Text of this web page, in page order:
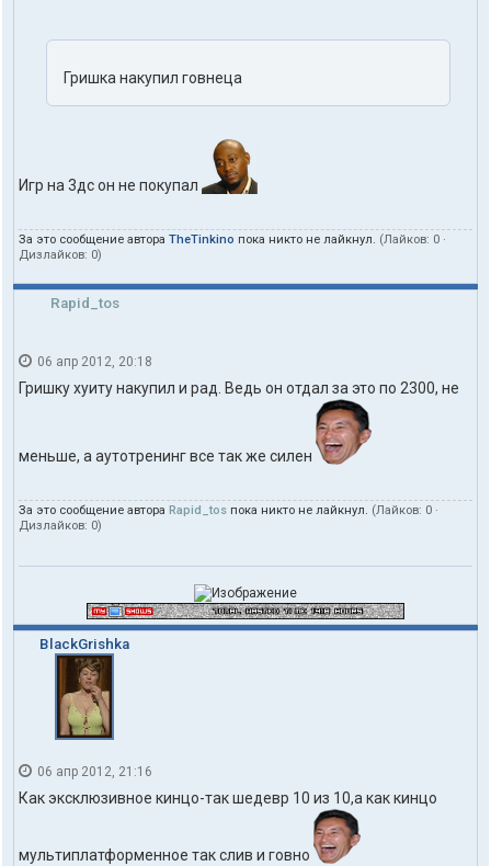
Гришка накупил говнеца
Игр на 3дс он не покупал
За это сообщение автора TheTinkino пока никто не лайкнул. (Лайков: 0 ·
Дизлайков: 0)
Rapid_tos
06 апр 2012, 20:18
Гришку хуиту накупил и рад. Ведь он отдал за это по 2300, не
меньше, а аутотренинг все так же силен
За это сообщение автора Rapid_tos пока никто не лайкнул. (Лайков: 0 ·
Дизлайков: 0)
BlackGrishka
06 апр 2012, 21:16
Как эксклюзивное кинцо-так шедевр 10 из 10,а как кинцо
мультиплатформенное так слив и говно